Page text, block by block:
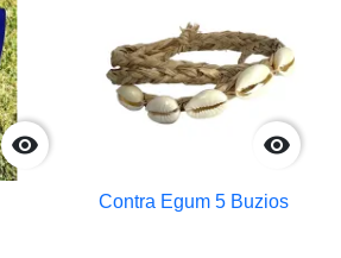
 
Contra Egum 5 Buzios